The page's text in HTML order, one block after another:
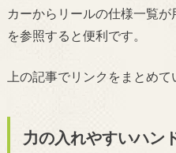
カーからリールの仕様一覧
を参照すると便利です。
上の記事でリンクをまとめて
力の入れやすいハン